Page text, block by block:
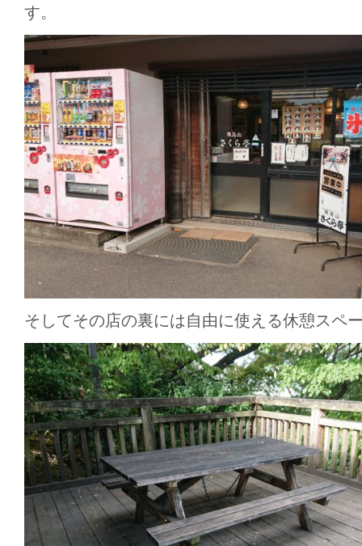
す。
そしてその店の裏には自由に使える休憩スペ